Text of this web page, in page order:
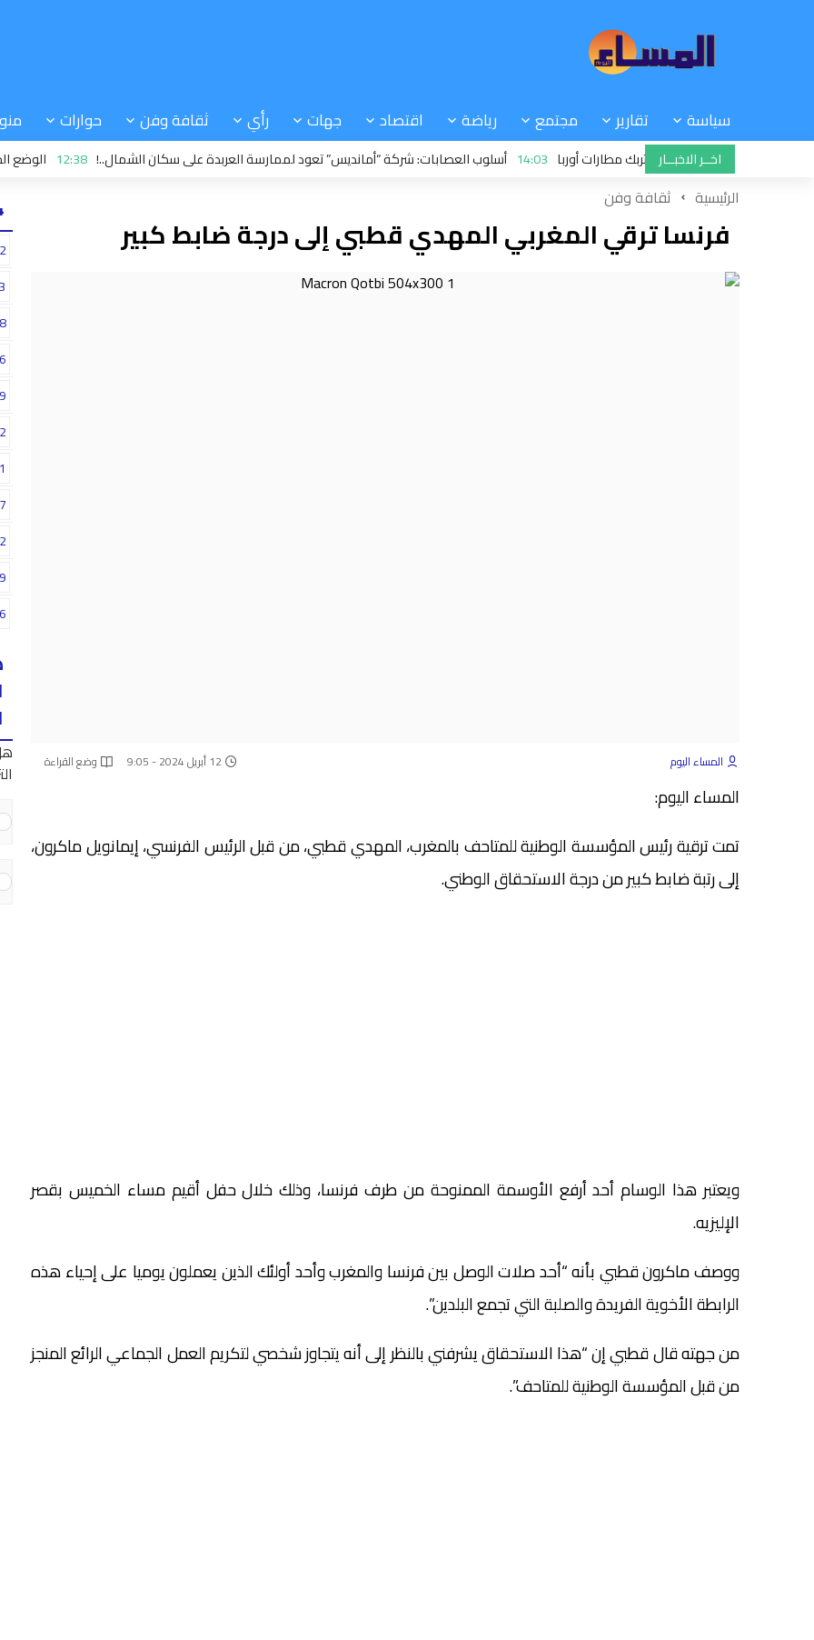
سياسة تقارير مجتمع رياضة اقتصاد جهات رأي ثقافة وفن حوارات
اخــر الاخبــار
الأصابع والوجه تربك مطارات أوربا 14:03 أسلوب العصابات: شركة “أمانديس” تعود لممارسة العربدة على سكان الشمال..! 12:38 الوضع الحالي
الرئيسية ثقافة وفن
فرنسا ترقي المغربي المهدي قطبي إلى درجة ضابط كبير
المساء اليوم 12 أبريل 2024 - 9:05 وضع القراءة
المساء اليوم:
تمت ترقية رئيس المؤسسة الوطنية للمتاحف بالمغرب، المهدي قطبي، من قبل الرئيس الفرنسي، إيمانويل ماكرون،
إلى رتبة ضابط كبير من درجة الاستحقاق الوطني.
ويعتبر هذا الوسام أحد أرفع الأوسمة الممنوحة من طرف فرنسا، وذلك خلال حفل أقيم مساء الخميس بقصر
الإليزيه.
ووصف ماكرون قطبي بأنه “أحد صلات الوصل بين فرنسا والمغرب وأحد أولئك الذين يعملون يوميا على إحياء هذه
الرابطة الأخوية الفريدة والصلبة التي تجمع البلدين”.
من جهته قال قطبي إن “هذا الاستحقاق يشرفني بالنظر إلى أنه يتجاوز شخصي لتكريم العمل الجماعي الرائع المنجز
من قبل المؤسسة الوطنية للمتاحف”.